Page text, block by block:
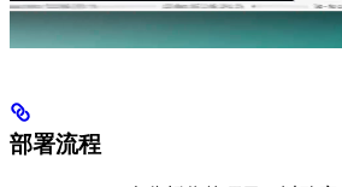
部署流程